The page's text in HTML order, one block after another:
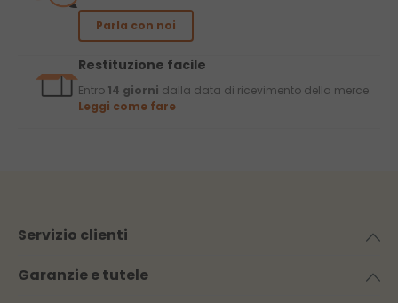
Parla con noi
Restituzione facile
Entro 14 giorni dalla data di ricevimento della merce.
Leggi come fare
Servizio clienti
Garanzie e tutele